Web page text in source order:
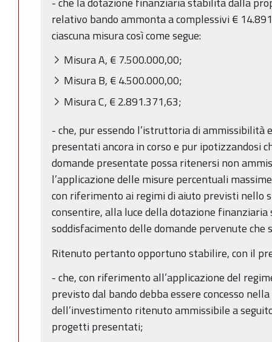
relativo bando ammonta a complessivi €
ciascuna misura così come segue:
Misura A, € 7.500.000,00;
Misura B, € 4.500.000,00;
Misura C, € 2.891.371,63;
- che, pur essendo l’istruttoria di ammissibilità
presentati ancora in corso e pur ipotizzandosi
domande presentate possa ritenersi non
l’applicazione delle misure percentuali
con riferimento ai regimi di aiuto previsti nello
consentire, alla luce della dotazione finanziaria
soddisfacimento delle domande pervenute
Ritenuto pertanto opportuno stabilire, con il
- che, con riferimento all’applicazione del
previsto dal bando debba essere concesso
dell’investimento ritenuto ammissibile a
progetti presentati;